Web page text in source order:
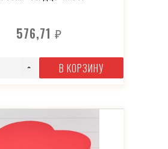
576,71₽
В КОРЗИНУ